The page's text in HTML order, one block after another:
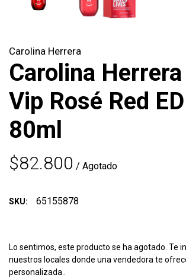
Carolina Herrera
Carolina
Vip Rosé Red
80ml
$82.800 / Agotado
SKU: 65155878
Lo sentimos, este producto se ha agotado. Te
nuestros locales donde una vendedora te
personalizada..